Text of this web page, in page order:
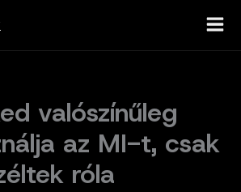
valószínűleg
az MI-t, csak
róla